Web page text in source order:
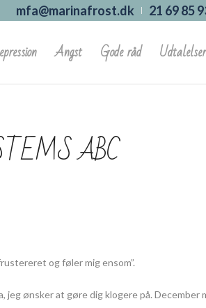
mfa@marinafrost.dk 21 69 85
Angst Gode råd Udtalelser
ABC
og føler mig ensom”.
ønsker at gøre dig klogere på. December